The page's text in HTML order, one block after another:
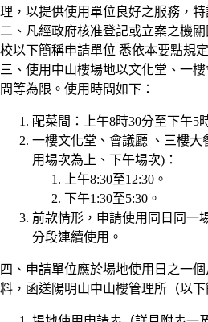
理，以提供使用單位良好之服務，特
二、凡經政府核准登記或立案之機
校以下簡稱申請單位 悉依本要點規
三、使用中山樓場地以文化堂、一
間等為限。使用時間如下：
配菜間：上午8時30分至下午5
一樓文化堂、會議廳 、三樓大
用場次為上、下午場次)：
上午8:30至12:30。
下午1:30至5:30。
前款情形，申請使用同日同一
分段連續使用。
四、申請單位應於場地使用日之一
料，函送陽明山中山樓管理所（以